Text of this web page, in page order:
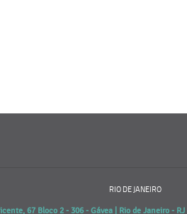
RIO DE JANEIRO
67 Bloco 2 - 306 - Gávea | Rio de Janeiro -